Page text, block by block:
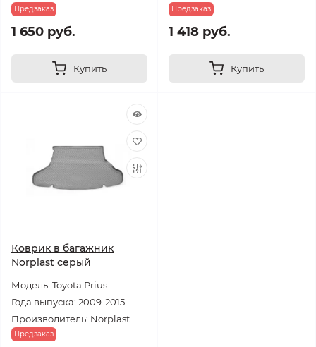
Предзаказ
1 650 руб.
Купить
Предзаказ
1 418 руб.
Купить
Коврик в багажник
Norplast серый
Модель: Toyota Prius
Года выпуска: 2009-2015
Производитель: Norplast
Предзаказ